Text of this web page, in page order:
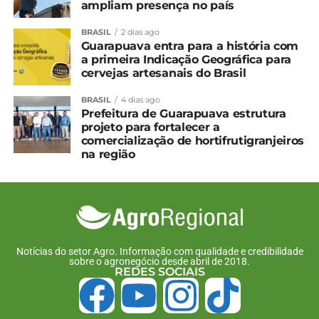
TÓPICOS RELACIONADOS:
UP NEXT
Casos de raiva no Paraná exigem cuidados
redobrados nas propriedades
NÃO PERCA
Seminário estadual de meliponicultura reúne
mais de 500 pessoas em Prudentópolis
ampliam presença no país
BRASIL 2 dias ago
Guarapuava entra para a história com
a primeira Indicação Geográfica para
cervejas artesanais do Brasil
BRASIL 4 dias ago
Prefeitura de Guarapuava estrutura
projeto para fortalecer a
comercialização de hortifrutigranjeiros
na região
Notícias do setor Agro. Informação com qualidade e credibilidade
sobre o agronegócio desde abril de 2018.
REDES SOCIAIS